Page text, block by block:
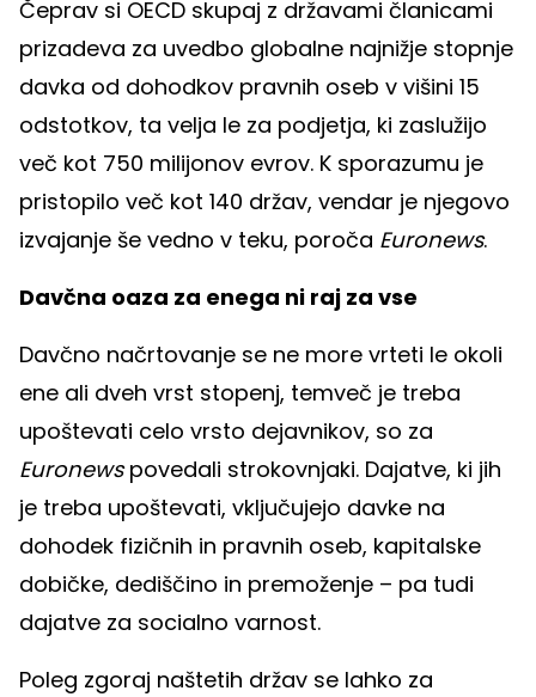
Čeprav si OECD skupaj z državami članicami
prizadeva za uvedbo globalne najnižje stopnje
davka od dohodkov pravnih oseb v višini 15
odstotkov, ta velja le za podjetja, ki zaslužijo
več kot 750 milijonov evrov. K sporazumu je
pristopilo več kot 140 držav, vendar je njegovo
izvajanje še vedno v teku, poroča Euronews.
Davčna oaza za enega ni raj za vse
Davčno načrtovanje se ne more vrteti le okoli
ene ali dveh vrst stopenj, temveč je treba
upoštevati celo vrsto dejavnikov, so za
Euronewspovedali strokovnjaki. Dajatve, ki jih
je treba upoštevati, vključujejo davke na
dohodek fizičnih in pravnih oseb, kapitalske
dobičke, dediščino in premoženje – pa tudi
dajatve za socialno varnost.
Poleg zgoraj naštetih držav se lahko za